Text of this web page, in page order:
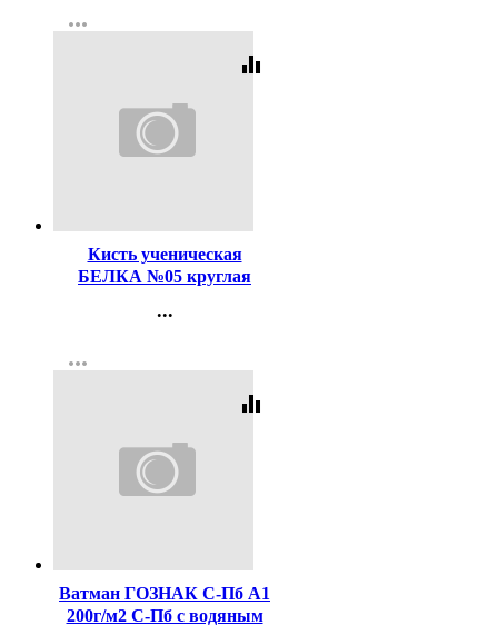
Регистрация
more_horiz
equalizer
Кисть ученическая
БЕЛКА №05 круглая
...
Регистрация
more_horiz
equalizer
Ватман ГОЗНАК С-Пб А1
200г/м2 С-Пб с водяным